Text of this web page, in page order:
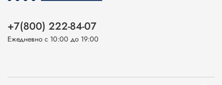
+7(800) 222-84-07
Ежедневно с 10:00 до 19:00